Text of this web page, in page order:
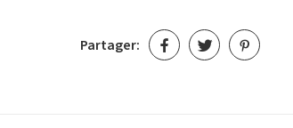
Partager: